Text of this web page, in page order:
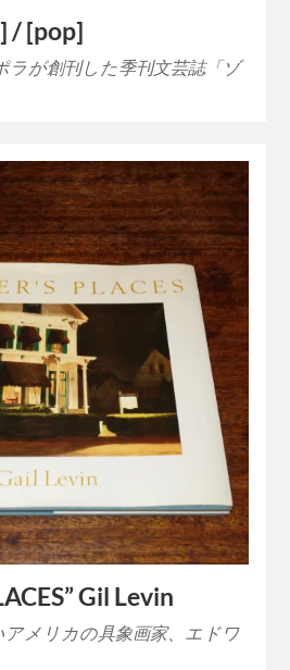
/ [pop]
ラが創刊した季刊文芸誌「ゾ
Gil Levin
アメリカの具象画家、エドワ